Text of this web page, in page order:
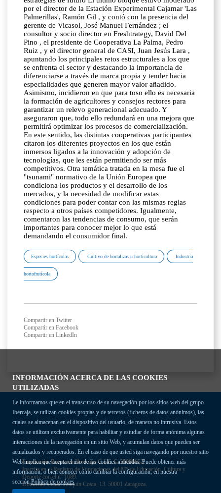
INFORMACIÓN ACERCA DE LAS COOKIES
UTILIZADAS
Le informamos que en el transcurso de su navegación por los sitios web del grupo
Ibercaja, se utilizan cookies propias y de terceros (ficheros de datos anónimos), las
cuales se almacenan en el dispositivo del usuario, de manera no intrusiva. Estos
datos se utilizan exclusivamente para habilitar y estudiar de forma anónima algunas
interacciones de la navegación en un sitio Web, y acumulan datos que pueden ser
actualizados y recuperados. En el caso de que usted siga navegando por nuestro sitio
Web implica que acepta el uso de las cookies indicadas. Puede obtener más
información, o bien conocer cómo cambiar la configuración, en nuestra
secciónPolítica de cookies
por el director de la Estación Experimental Cajamar 'Las
Palmerillas', Ramón Gil , y contó con la presencia del
gerente de Vicasol, José Manuel Fernández ; el
consultor y socio director en Freshtrategy, David Del
Pino , el presidente de Cooperativa La Palma, Pedro
Ruiz , y el director general de CASI, Juan Jesús Lara ,
apuntando los principales retos estructurales a los que
se enfrenta el sector y destacando la importancia de
diferenciarse a través de marca propia y tender hacia
especialidades que generen mayor valor añadido.
Asimismo, incidieron en que para toso ello es necesaria
la formación de agricultores y consejos rectores para
garantizar un relevo generacional adecuado. Y
aseguraron que, todo ello redundará en una mejora que
permitirá optimizar los procesos de comercialización.
En este sentido, las distintas cooperativas participantes
citaron los diferentes proyectos en los que están
inmersos ligados a la innovación y adopción de
tecnologías, que les están permitiendo ser más
competitivos. Otra temática tratada en la mesa fue el
"tsunami" normativo de la Unión Europea que
condiciona los productos y el desarrollo de los
mercados, y la necesidad de modificar estas
condiciones para poder contar con las mismas reglas
respecto a otros países competidores. Igualmente,
comentaron las tendencias de consumo, que serán
importantes para conocer mejor lo que está
demandando el consumidor final.
Especies hortícolas Cultivo de hortalizas u horticultura Industria
hortofrutícola
Compartir en Twitter
Compartir en Facebook
Compartir en LinkedIn
Fundación Bancaria Ibercaja C.I.F. G-50000652.
Inscrita en el Registro de Fundaciones del Mº de Educación, Cultura y
Deporte con el nº 1689.
Domicilio social: Joaquín Costa, 13. 50001 Zaragoza.